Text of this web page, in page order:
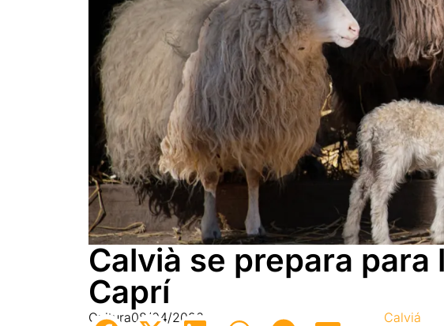
Calvià se prepara para
Caprí
Cultura08/04/2026 Calviá